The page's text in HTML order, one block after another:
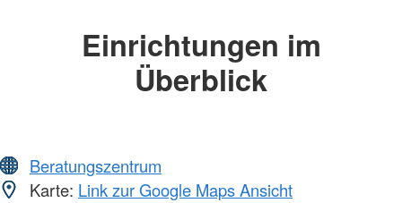
Einrichtungen im
Überblick
Beratungszentrum
Karte: Link zur Google Maps Ansicht